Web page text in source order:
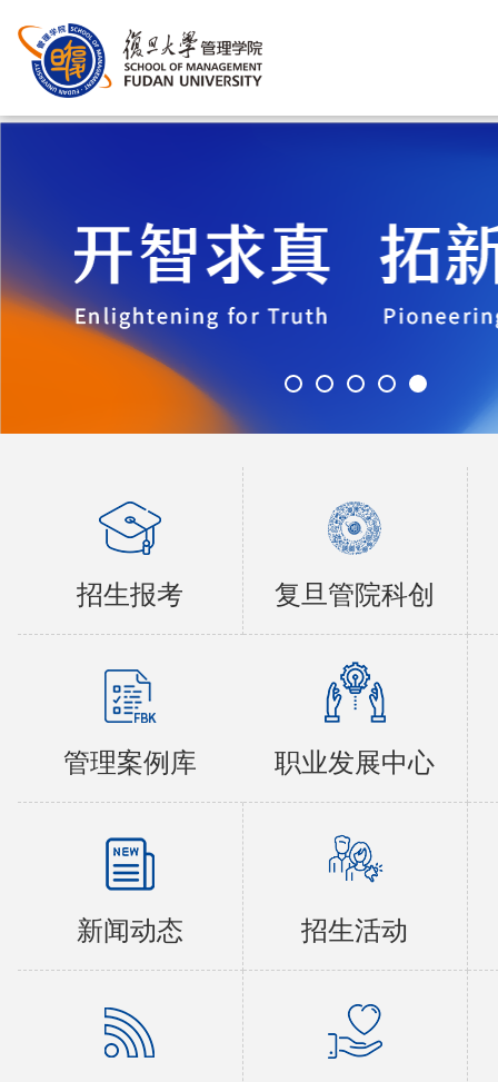
招生报考 复旦管院科创
管理案例库 职业发展中心
新闻动态 招生活动